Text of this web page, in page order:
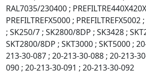
RAL7035/230400 ;
PREFILTREFX5000 ; PREFILTREFX5002
; SK250/7 ; SK2800/8DP ; SK3428 ;
SKT2800/8DP ; SKT3000 ; SKT5000 ;
213-30-087 ; 20-213-30-088 ; 20-213-
090 ; 20-213-30-091 ; 20-213-30-092